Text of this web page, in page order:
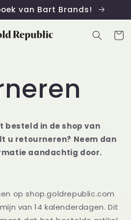
van Bart Brands!
besteld in de shop van
u retourneren? Neem dan
aandachtig door.
op shop.goldrepublic.com
van 14 kalenderdagen. Dit